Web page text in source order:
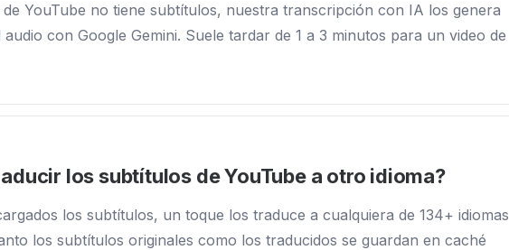
de YouTube no tiene subtítulos, nuestra transcripción con IA los genera
con Google Gemini. Suele tardar de 1 a 3 minutos para un video de
los subtítulos de YouTube a otro idioma?
los subtítulos, un toque los traduce a cualquiera de 134+ idiomas
los subtítulos originales como los traducidos se guardan en caché